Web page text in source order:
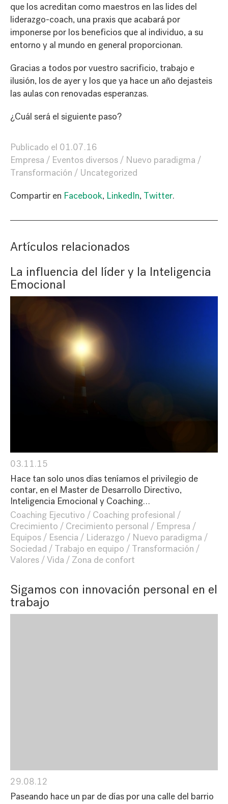
que los acreditan como maestros en las lides del
liderazgo-coach, una praxis que acabará por
imponerse por los beneficios que al individuo, a su
entorno y al mundo en general proporcionan.
Gracias a todos por vuestro sacrificio, trabajo e
ilusión, los de ayer y los que ya hace un año dejasteis
las aulas con renovadas esperanzas.
¿Cuál será el siguiente paso?
Publicado el 01.07.16
Empresa
Eventos diversos
Nuevo paradigma
Transformación
Uncategorized
Compartir en Facebook, LinkedIn, Twitter.
Artículos relacionados
La influencia del líder y la Inteligencia
Emocional
03.11.15
Hace tan solo unos días teníamos el privilegio de
contar, en el Master de Desarrollo Directivo,
Inteligencia Emocional y Coaching…
Coaching Ejecutivo
Coaching profesional
Crecimiento
Crecimiento personal
Empresa
Equipos
Esencia Liderazgo
Nuevo paradigma
Sociedad
Trabajo en equipo
Transformación
Valores
Vida Zona de confort
Sigamos con innovación personal en el
trabajo
29.08.12
Paseando hace un par de días por una calle del barrio